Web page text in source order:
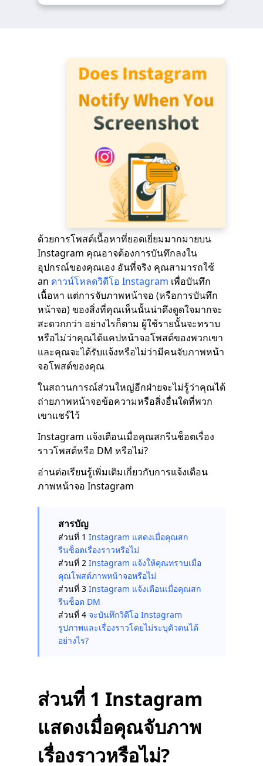
ด้วยการโพสต์เนื้อหาที่ยอดเยี่ยมมากมายบน
Instagram คุณอาจต้องการบันทึกลงใน
อุปกรณ์ของคุณเอง อันที่จริง คุณสามารถใช้
an ดาวน์โหลดวิดีโอ Instagram เพื่อบันทึก
เนื้อหา แต่การจับภาพหน้าจอ (หรือการบันทึก
หน้าจอ) ของสิ่งที่คุณเห็นนั้นน่าดึงดูดใจมากจะ
สะดวกกว่า อย่างไรก็ตาม ผู้ใช้รายนั้นจะทราบ
หรือไม่ว่าคุณได้แคปหน้าจอโพสต์ของพวกเขา
และคุณจะได้รับแจ้งหรือไม่ว่ามีคนจับภาพหน้า
จอโพสต์ของคุณ
ในสถานการณ์ส่วนใหญ่อีกฝ่ายจะไม่รู้ว่าคุณได้
ถ่ายภาพหน้าจอข้อความหรือสิ่งอื่นใดที่พวก
เขาแชร์ไว้
Instagram แจ้งเตือนเมื่อคุณสกรีนช็อตเรื่อง
ราวโพสต์หรือ DM หรือไม่?
อ่านต่อเรียนรู้เพิ่มเติมเกี่ยวกับการแจ้งเตือน
ภาพหน้าจอ Instagram
สารบัญ
ส่วนที่ 1 Instagram แสดงเมื่อคุณสก
รีนช็อตเรื่องราวหรือไม่
ส่วนที่ 2 Instagram แจ้งให้คุณทราบเมื่อ
คุณโพสต์ภาพหน้าจอหรือไม่
ส่วนที่ 3 Instagram แจ้งเตือนเมื่อคุณสก
รีนช็อต DM
ส่วนที่ 4 จะบันทึกวิดีโอ Instagram
รูปภาพและเรื่องราวโดยไม่ระบุตัวตนได้
อย่างไร?
ส่วนที่ 1 Instagram
แสดงเมื่อคุณจับภาพ
เรื่องราวหรือไม่?